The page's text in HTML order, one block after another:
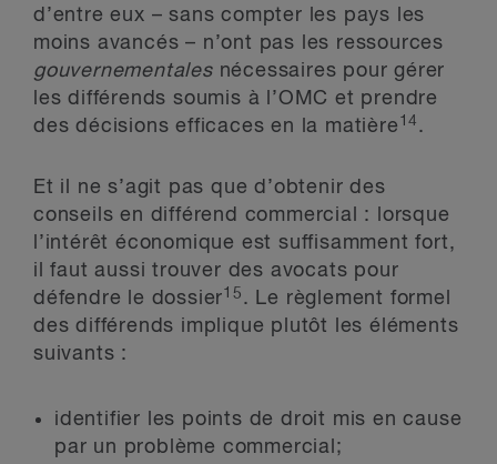
d’entre eux – sans compter les pays les
moins avancés – n’ont pas les ressources
gouvernementalesnécessaires pour gérer
les différends soumis à l’OMC et prendre
des décisions efficaces en la matière 14 .
Et il ne s’agit pas que d’obtenir des
conseils en différend commercial : lorsque
l’intérêt économique est suffisamment fort,
il faut aussi trouver des avocats pour
défendre le dossier15 . Le règlement formel
des différends implique plutôt les éléments
suivants :
identifier les points de droit mis en cause
par un problème commercial;